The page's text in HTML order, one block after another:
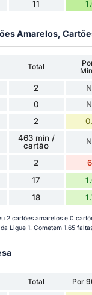
11
Amarelos,
Total
2
0
2
463 min /
cartão
2
17
18
2 cartões amarelos e 0
Ligue 1. Cometem 1.65
Total Por